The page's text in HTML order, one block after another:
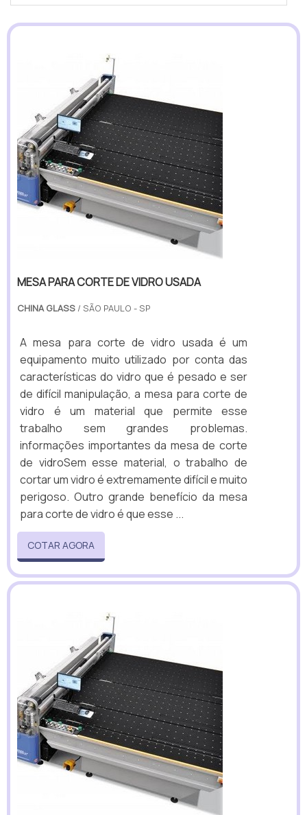
MESA PARA CORTE DE VIDRO USADA
CHINA GLASS / SÃO PAULO - SP
A mesa para corte de vidro usada é um
equipamento muito utilizado por conta das
características do vidro que é pesado e ser
de difícil manipulação, a mesa para corte de
vidro é um material que permite esse
trabalho sem grandes problemas.
informações importantes da mesa de corte
de vidroSem esse material, o trabalho de
cortar um vidro é extremamente difícil e muito
perigoso. Outro grande benefício da mesa
para corte de vidro é que esse ...
COTAR AGORA